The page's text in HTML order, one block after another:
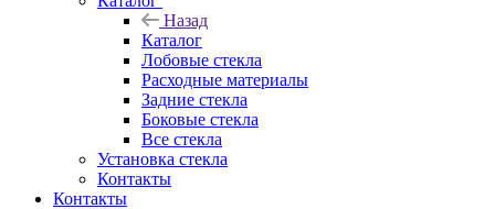
Назад
Каталог
Лобовые стекла
Расходные материалы
Задние стекла
Боковые стекла
Все стекла
Установка стекла
Контакты
Контакты